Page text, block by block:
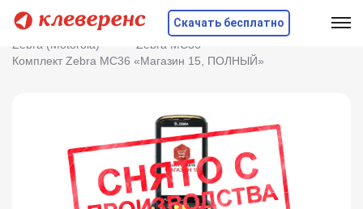
Скачать бесплатно
Главная Оборудование
ТСД
Zebra (Motorola)
Zebra MC36
Комплект Zebra MC36 «Магазин 15, ПОЛНЫЙ»